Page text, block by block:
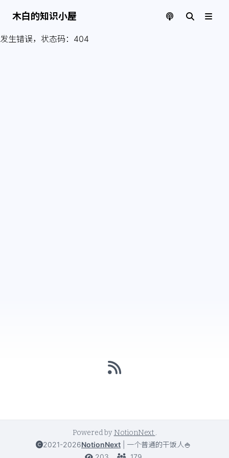
木白的知识小屋
发生错误，状态码： 404
Powered by NotionNext .
2021-2026NotionNext
一个普通的干饭人🍚